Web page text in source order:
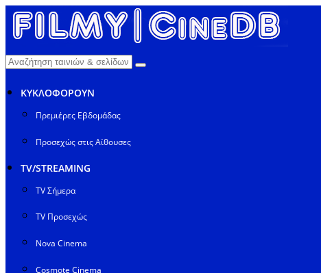
ΚΥΚΛΟΦΟΡΟΥΝ
Πρεμιέρες Εβδομάδας
Προσεχώς στις Αίθουσες
TV/STREAMING
TV Σήμερα
TV Προσεχώς
Nova Cinema
Cosmote Cinema